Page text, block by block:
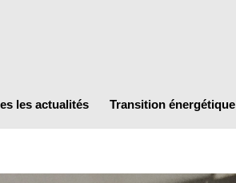
les actualités Transition énergétique